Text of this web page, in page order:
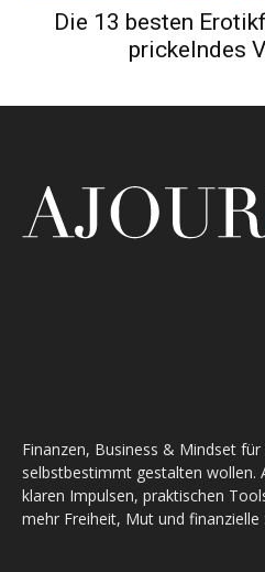
Die 13 besten
prickelndes
Finanzen, Business & Mindset
selbstbestimmt gestalten wollen.
klaren Impulsen, praktischen
mehr Freiheit, Mut und finanzielle